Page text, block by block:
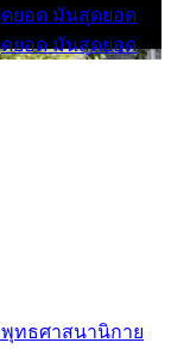
ยอด มันสุดยอด
ยอด มันสุดยอด
ทธศาสนานิกาย